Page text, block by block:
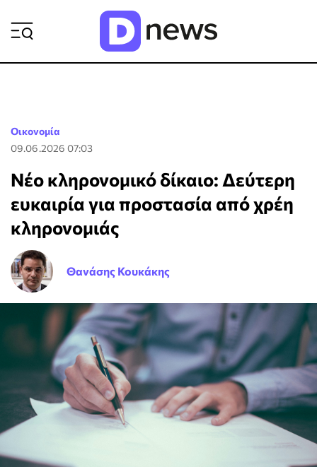
Οικονομία
09.06.2026 07:03
Νέο κληρονομικό δίκαιο: Δεύτερη
ευκαιρία για προστασία από χρέη
κληρονομιάς
Θανάσης Κουκάκης